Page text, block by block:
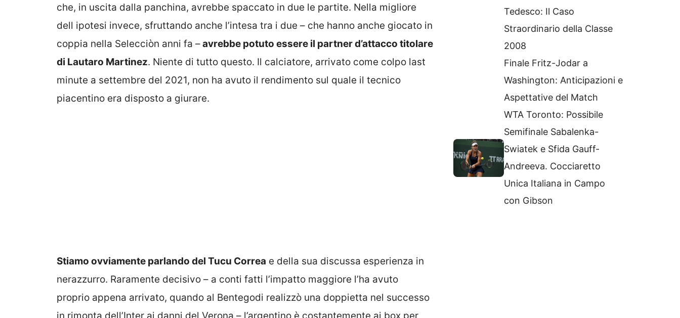
che, in uscita dalla panchina, avrebbe spaccato in due le partite. Nella migliore
dell ipotesi invece, sfruttando anche l’intesa tra i due – che hanno anche giocato in
coppia nella Selecciòn anni fa –avrebbe potuto essere il partner d’attacco titolare
di Lautaro Martinez. Niente di tutto questo. Il calciatore, arrivato come colpo last
minute a settembre del 2021, non ha avuto il rendimento sul quale il tecnico
piacentino era disposto a giurare.
Stiamo ovviamente parlando del Tucu Correa e della sua discussa esperienza in
nerazzurro. Raramente decisivo – a conti fatti l’impatto maggiore l’ha avuto
proprio appena arrivato, quando al Bentegodi realizzò una doppietta nel successo
Tedesco: Il Caso
Straordinario della Classe
2008
Finale Fritz-Jodar a
Washington: Anticipazioni e
Aspettative del Match
WTA Toronto: Possibile
Semifinale Sabalenka-
Swiatek e Sfida Gauff-
Andreeva. Cocciaretto
Unica Italiana in Campo
con Gibson